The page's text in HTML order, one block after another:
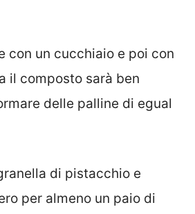
con un cucchiaio e poi con
il composto sarà ben
delle palline di egual
di pistacchio e
per almeno un paio di